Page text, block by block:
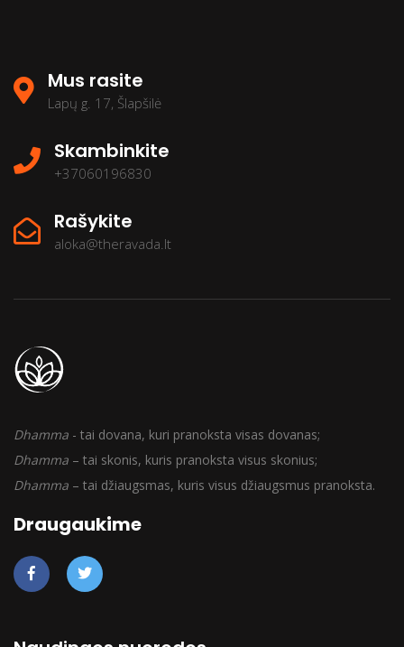
Mus rasite
Lapų g. 17, Šlapšilė
Skambinkite
+37060196830
Rašykite
aloka@theravada.lt
Dhamma - tai dovana, kuri pranoksta visas dovanas;
Dhamma – tai skonis, kuris pranoksta visus skonius;
Dhamma – tai džiaugsmas, kuris visus džiaugsmus pranoksta.
Draugaukime